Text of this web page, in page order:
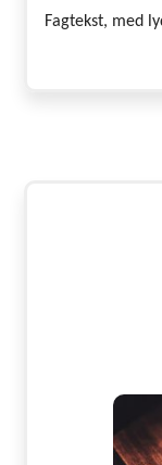
Fagtekst, med